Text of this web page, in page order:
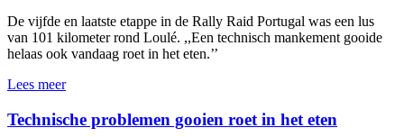
De vijfde en laatste etappe in de Rally Raid Portugal was een lus
van 101 kilometer rond Loulé. ,,Een technisch mankement gooide
helaas ook vandaag roet in het eten.’’
Lees meer
Technische problemen gooien roet in het eten